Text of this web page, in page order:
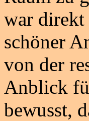
war direkt
schöner
von der
Anblick
bewusst,